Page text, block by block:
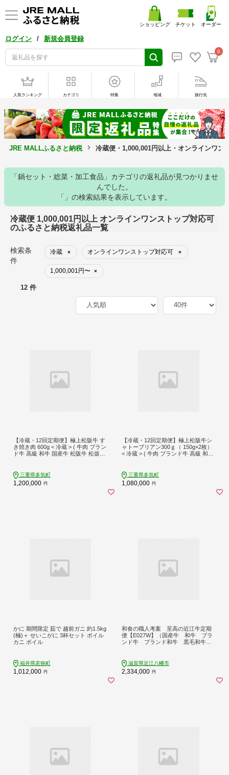
ログイン / 新規会員登録
0
ショッピング チケット オーダー
人気ランキング カテゴリ 特集 地域 旅行先
JRE MALLふるさと納税 冷蔵便・1,000,001円以上・オンラインワン
「鍋セット・総菜・加工食品」カテゴリの返礼品が見つかりませ
んでした。
「」の検索結果を表示しています。
冷蔵便 1,000,001円以上 オンラインワンストップ対応可
のふるさと納税返礼品一覧
検索条
件
冷蔵 × オンラインワンストップ対応可 ×
1,000,001円〜 ×
12 件
【冷蔵・12回定期便】極上松阪牛 す
き焼き肉 600g < 冷蔵 > ( 牛肉 ブラン
ド牛 高級 和牛 国産牛 松阪牛 松坂牛
牛 松阪牛霜降り肉 牛肉 すき焼き肉
ギフト 牛肉 リブロース サーロイン
すきやき 松阪牛すき焼き 松阪牛 三
三重県多気町
1,200,000 円
【冷蔵・12回定期便】極上松阪牛シ
ャトーブリアン300ｇ（ 150g×2枚）
< 冷蔵 > ( 牛肉 ブランド牛 高級 和牛
リアンステーキ 三重県 多気町 UOD-
2912-01
三重県多気町
1,080,000 円
かに 期間限定 茹で 越前ガニ 約1.5kg
(極)＋ せいこがに 3杯セット ボイル
カニ ボイル
福井県若狭町
1,012,000 円
和食の職人考案 至高の近江牛定期
便【E027W】（国産牛 和牛 ブラ
ンド牛 ブランド和牛 黒毛和牛
近江牛）
滋賀県近江八幡市
2,334,000 円